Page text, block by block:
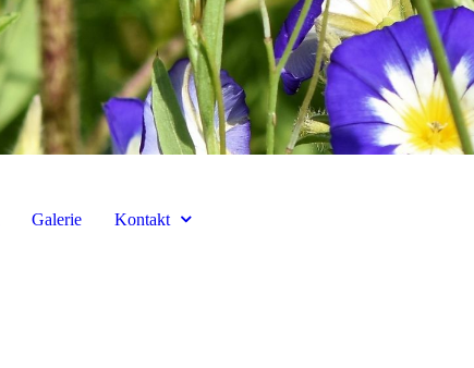
Galerie Kontakt